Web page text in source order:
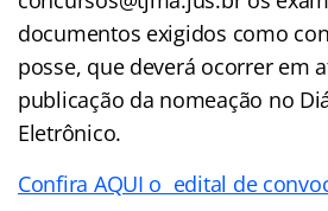
documentos exigidos como
posse, que deverá ocorrer em
publicação da nomeação no
Eletrônico.
Confira AQUI o edital de